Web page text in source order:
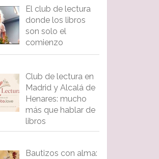
El club de lectura
donde los libros
son solo el
comienzo
Club de lectura en
Madrid y Alcalá de
Henares: mucho
más que hablar de
libros
Bautizos con alma: